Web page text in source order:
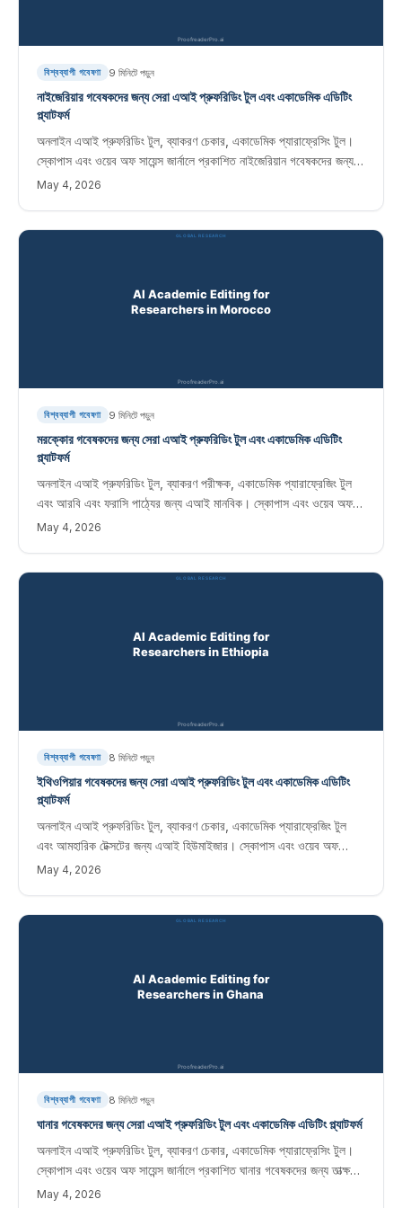
বিশ্বব্যাপী গবেষণা 9 মিনিটে পড়ুন
নাইজেরিয়ার গবেষকদের জন্য সেরা এআই প্রুফরিডিং টুল এবং একাডেমিক এডিটিং
প্ল্যাটফর্ম
অনলাইন এআই প্রুফরিডিং টুল, ব্যাকরণ চেকার, একাডেমিক প্যারাফ্রেসিং টুল।
স্কোপাস এবং ওয়েব অফ সায়েন্স জার্নালে প্রকাশিত নাইজেরিয়ান গবেষকদের জন্য
তাত্ক্ষণিক সম্পাদনা সফ্টওয়্যার।
May 4, 2026
বিশ্বব্যাপী গবেষণা 9 মিনিটে পড়ুন
মরক্কোর গবেষকদের জন্য সেরা এআই প্রুফরিডিং টুল এবং একাডেমিক এডিটিং
প্ল্যাটফর্ম
অনলাইন এআই প্রুফরিডিং টুল, ব্যাকরণ পরীক্ষক, একাডেমিক প্যারাফ্রেজিং টুল
এবং আরবি এবং ফরাসি পাঠ্যের জন্য এআই মানবিক। স্কোপাস এবং ওয়েব অফ
সায়েন্স জার্নালে প্রকাশিত মরক্কোর গবেষকদের জন্য তাত্ক্ষণিক সম্পাদনা সফ্টওয়্যার।
May 4, 2026
বিশ্বব্যাপী গবেষণা 8 মিনিটে পড়ুন
ইথিওপিয়ার গবেষকদের জন্য সেরা এআই প্রুফরিডিং টুল এবং একাডেমিক এডিটিং
প্ল্যাটফর্ম
অনলাইন এআই প্রুফরিডিং টুল, ব্যাকরণ চেকার, একাডেমিক প্যারাফ্রেজিং টুল
এবং আমহারিক টেক্সটের জন্য এআই হিউমাইজার। স্কোপাস এবং ওয়েব অফ
সায়েন্স জার্নালে প্রকাশ করা ইথিওপিয়ান গবেষকদের জন্য তাত্ক্ষণিক সম্পাদনা
May 4, 2026
বিশ্বব্যাপী গবেষণা 8 মিনিটে পড়ুন
ঘানার গবেষকদের জন্য সেরা এআই প্রুফরিডিং টুল এবং একাডেমিক এডিটিং প্ল্যাটফর্ম
অনলাইন এআই প্রুফরিডিং টুল, ব্যাকরণ চেকার, একাডেমিক প্যারাফ্রেসিং টুল।
স্কোপাস এবং ওয়েব অফ সায়েন্স জার্নালে প্রকাশিত ঘানার গবেষকদের জন্য তাত্ক্ষণিক
সম্পাদনা সফ্টওয়্যার।
May 4, 2026